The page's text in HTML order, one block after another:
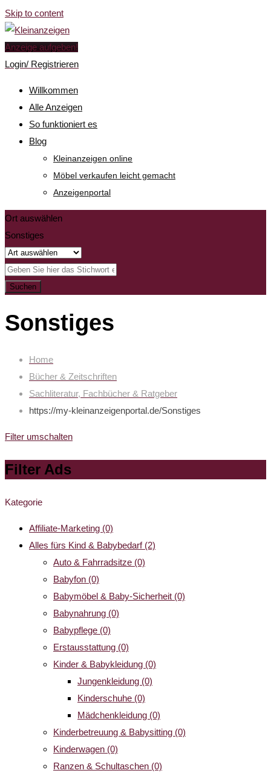
Skip to content
Anzeige aufgeben!
Login/ Registrieren
Willkommen
Alle Anzeigen
So funktioniert es
Blog
Kleinanzeigen online
Möbel verkaufen leicht gemacht
Anzeigenportal
Ort auswählen
Sonstiges
Suchen
Sonstiges
Home
Bücher & Zeitschriften
Sachliteratur, Fachbücher & Ratgeber
https://my-kleinanzeigenportal.de/Sonstiges
Filter umschalten
Filter Ads
Kategorie
Affiliate-Marketing (0)
Alles fürs Kind & Babybedarf (2)
Auto & Fahrradsitze (0)
Babyfon (0)
Babymöbel & Baby-Sicherheit (0)
Babynahrung (0)
Babypflege (0)
Erstausstattung (0)
Kinder & Babykleidung (0)
Jungenkleidung (0)
Kinderschuhe (0)
Mädchenkleidung (0)
Kinderbetreuung & Babysitting (0)
Kinderwagen (0)
Ranzen & Schultaschen (0)